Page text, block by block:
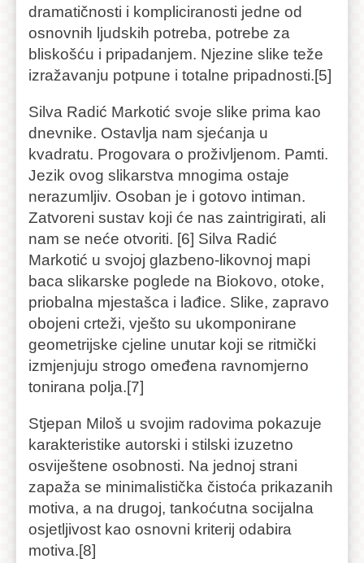
dramatičnosti i kompliciranosti jedne od
osnovnih ljudskih potreba, potrebe za
bliskošću i pripadanjem. Njezine slike teže
izražavanju potpune i totalne pripadnosti.[5]
Silva Radić Markotić svoje slike prima kao
dnevnike. Ostavlja nam sjećanja u
kvadratu. Progovara o proživljenom. Pamti.
Jezik ovog slikarstva mnogima ostaje
nerazumljiv. Osoban je i gotovo intiman.
Zatvoreni sustav koji će nas zaintrigirati, ali
nam se neće otvoriti. [6] Silva Radić
Markotić u svojoj glazbeno-likovnoj mapi
baca slikarske poglede na Biokovo, otoke,
priobalna mjestašca i lađice. Slike, zapravo
obojeni crteži, vješto su ukomponirane
geometrijske cjeline unutar koji se ritmički
izmjenjuju strogo omeđena ravnomjerno
tonirana polja.[7]
Stjepan Miloš u svojim radovima pokazuje
karakteristike autorski i stilski izuzetno
osviještene osobnosti. Na jednoj strani
zapaža se minimalistička čistoća prikazanih
motiva, a na drugoj, tankoćutna socijalna
osjetljivost kao osnovni kriterij odabira
motiva.[8]